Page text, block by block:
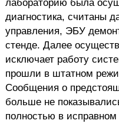
диагностика, считаны
управления, ЭБУ
стенде. Далее
исключает работу
прошли в штатном
Сообщения о
больше не
полностью в исправном